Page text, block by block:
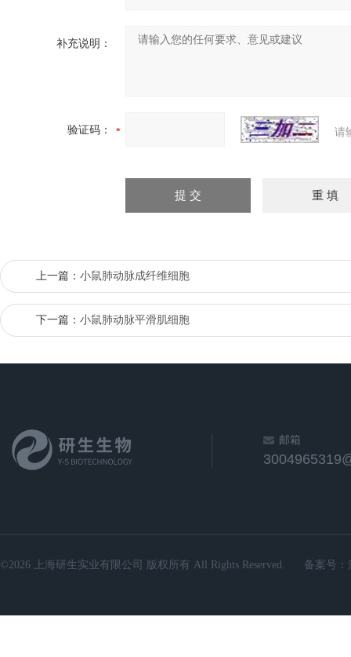
补充说明：
验证码： 请
上一篇： 小鼠肺动脉成纤维细胞
下一篇： 小鼠肺动脉平滑肌细胞
邮箱
©2026 上海研生实业有限公司 版权所有 All Rights Reserved. 备案号：